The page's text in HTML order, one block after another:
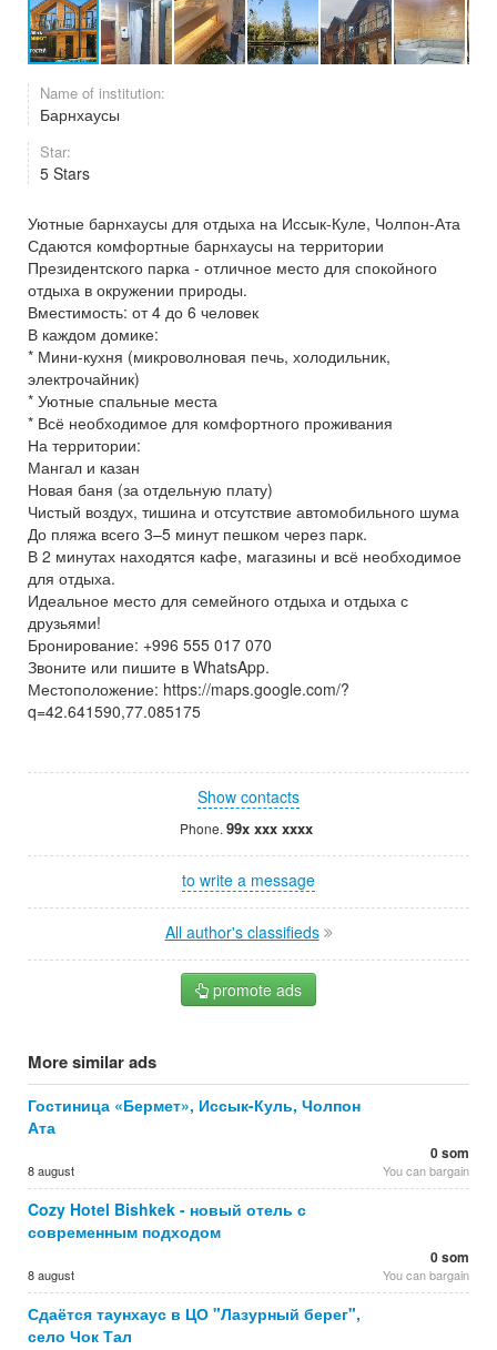
Name of institution:
Барнхаусы
Star:
5 Stars
Уютные барнхаусы для отдыха на Иссык-Куле, Чолпон-Ата
Сдаются комфортные барнхаусы на территории
Президентского парка - отличное место для спокойного
отдыха в окружении природы.
Вместимость: от 4 до 6 человек
В каждом домике:
* Мини-кухня (микроволновая печь, холодильник,
электрочайник)
* Уютные спальные места
* Всё необходимое для комфортного проживания
На территории:
Мангал и казан
Новая баня (за отдельную плату)
Чистый воздух, тишина и отсутствие автомобильного шума
До пляжа всего 3–5 минут пешком через парк.
В 2 минутах находятся кафе, магазины и всё необходимое
для отдыха.
Идеальное место для семейного отдыха и отдыха с
друзьями!
Бронирование: +996 555 017 070
Звоните или пишите в WhatsApp.
‎Местоположение: https://maps.google.com/?
q=42.641590,77.085175
Show contacts
Phone. 99x xxx xxxx
to write a message
All author's classifieds
promote ads
More similar ads
Гостиница «Бермет», Иссык-Куль, Чолпон
Ата
8 august
0 som
You can bargain
Cozy Hotel Bishkek - новый отель с
современным подходом
8 august
0 som
You can bargain
Сдаётся таунхаус в ЦО "Лазурный берег",
село Чок Тал